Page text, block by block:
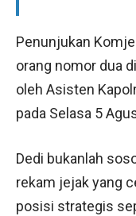
Penunjukan
orang nomor dua
oleh Asisten
pada Selasa 5
Dedi bukanlah
rekam jejak yang
posisi strategis